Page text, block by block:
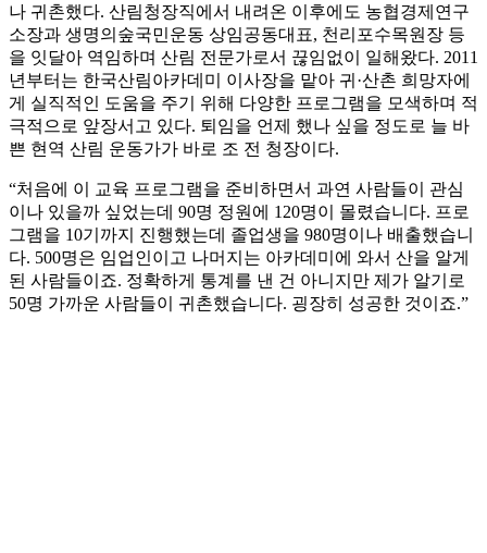
나 귀촌했다. 산림청장직에서 내려온 이후에도 농협경제연구
소장과 생명의숲국민운동 상임공동대표, 천리포수목원장 등
을 잇달아 역임하며 산림 전문가로서 끊임없이 일해왔다. 2011
년부터는 한국산림아카데미 이사장을 맡아 귀·산촌 희망자에
게 실직적인 도움을 주기 위해 다양한 프로그램을 모색하며 적
극적으로 앞장서고 있다. 퇴임을 언제 했나 싶을 정도로 늘 바
쁜 현역 산림 운동가가 바로 조 전 청장이다.
“처음에 이 교육 프로그램을 준비하면서 과연 사람들이 관심
이나 있을까 싶었는데 90명 정원에 120명이 몰렸습니다. 프로
그램을 10기까지 진행했는데 졸업생을 980명이나 배출했습니
다. 500명은 임업인이고 나머지는 아카데미에 와서 산을 알게
된 사람들이죠. 정확하게 통계를 낸 건 아니지만 제가 알기로
50명 가까운 사람들이 귀촌했습니다. 굉장히 성공한 것이죠.”